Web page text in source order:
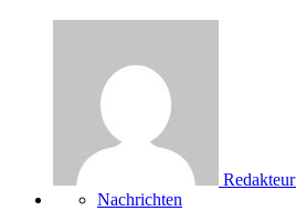
Redakteur
Nachrichten